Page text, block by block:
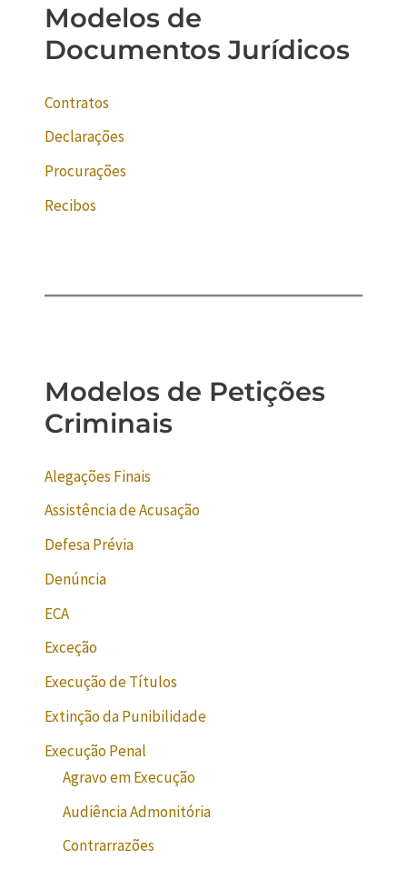
Modelos de
Documentos Jurídicos
Contratos
Declarações
Procurações
Recibos
Modelos de Petições
Criminais
Alegações Finais
Assistência de Acusação
Defesa Prévia
Denúncia
ECA
Exceção
Execução de Títulos
Extinção da Punibilidade
Execução Penal
Agravo em Execução
Audiência Admonitória
Contrarrazões